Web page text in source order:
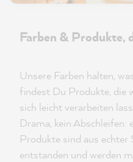
Farben & Produkte,
Unsere Farben halten,
findest Du Produkte, die
sich leicht verarbeiten
Drama, kein Abschleifen:
Produkte sind aus
entstanden und werden